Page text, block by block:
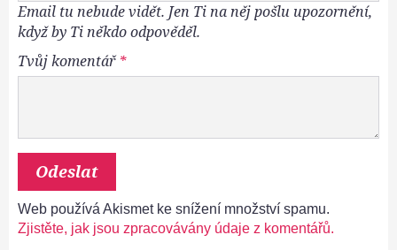
Email tu nebude vidět. Jen Ti na něj pošlu upozornění,
když by Ti někdo odpověděl.
Tvůj komentář*
Web používá Akismet ke snížení množství spamu.
Zjistěte, jak jsou zpracovávány údaje z komentářů.